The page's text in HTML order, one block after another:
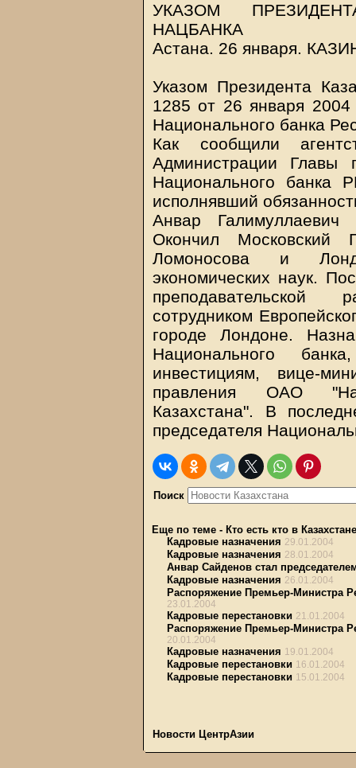
УКАЗОМ
НАЦБАНКА
Астана. 26 января.
Указом Президента
1285 от 26 января 2004
Национального банка
Как сообщили
Администрации Главы
Национального банка
исполнявший
Анвар
Окончил Московский
Ломоносова и
экономических наук.
сотрудником
городе Лондоне.
Национального
инвестициям, вице-
правления ОАО
Казахстана". В
председателя
Поиск
Еще по теме - Кто есть кто в Казахстане
Кадровые назначения 29.01.2004
Кадровые назначения 28.01.2004
Анвар Сайденов стал
Кадровые назначения 26.01.2004
Распоряжение Премьер-Министра
23.01.2004
Кадровые перестановки 21.01.2004
Распоряжение Премьер-Министра
20.01.2004
Кадровые назначения 19.01.2004
Кадровые перестановки 16.01.2004
Кадровые перестановки 15.01.2004
Новости ЦентрАзии